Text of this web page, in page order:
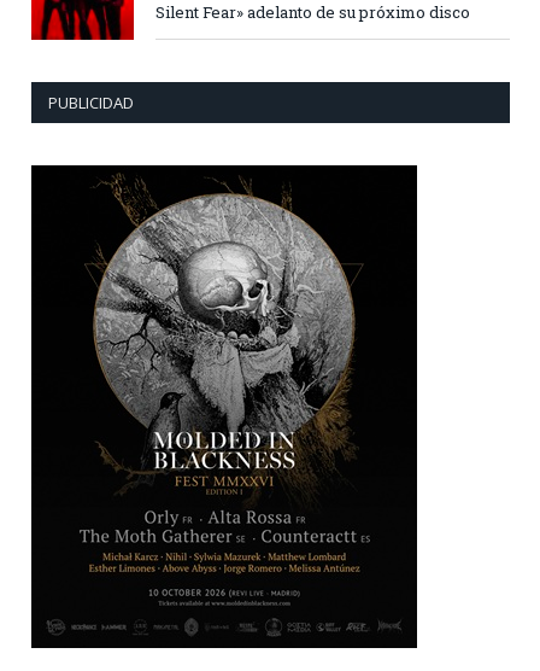
Silent Fear» adelanto de su próximo disco
PUBLICIDAD